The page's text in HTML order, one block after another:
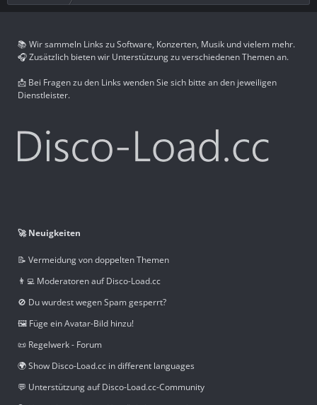
📚 Wir sammeln Links zu Software, Konzerten, Musik und vielem mehr.
🎧 Zusätzlich bieten wir Unterstützung zu verschiedenen Themen an.
📩 Bei Fragen zu den Links wenden Sie sich bitte an den jeweiligen
Dienstleister.
🚀 Neuigkeiten
📝 Vermeidung von doppelten Themen
👨‍💻 Moderatoren auf Disco-Load.cc
🚫 Du wurdest wegen Spam gesperrt?
🖼️ Füge ein Avatar-Bild hinzu!
📜 Regelwerk - Forum
🌍 Show Disco-Load.cc in different languages
💬 Unterstützung auf Disco-Load.cc-Community